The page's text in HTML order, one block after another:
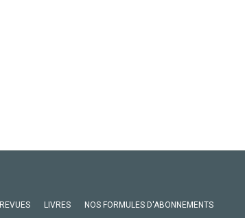
REVUES LIVRES NOS FORMULES D'ABONNEMENTS